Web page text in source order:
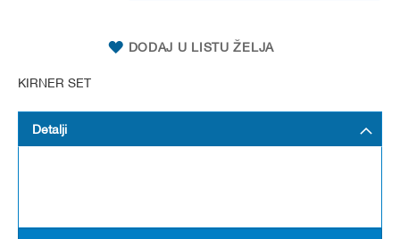
DODAJ U LISTU ŽELJA
KIRNER SET
Detalji